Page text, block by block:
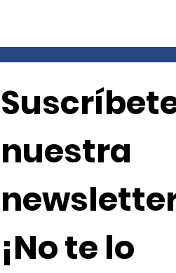
nuestra
¡No te lo